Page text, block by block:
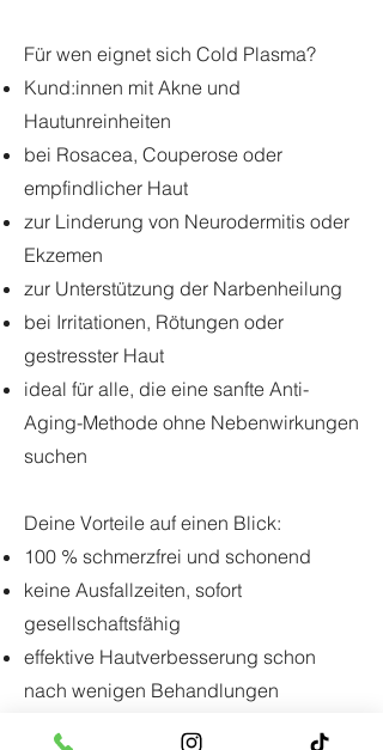
Für wen eignet sich Cold Plasma?
Kund:innen mit Akne und
Hautunreinheiten
bei Rosacea, Couperose oder
empfindlicher Haut
zur Linderung von Neurodermitis oder
Ekzemen
zur Unterstützung der Narbenheilung
bei Irritationen, Rötungen oder
gestresster Haut
ideal für alle, die eine sanfte Anti-
Aging-Methode ohne Nebenwirkungen
suchen
Deine Vorteile auf einen Blick:
100 % schmerzfrei und schonend
keine Ausfallzeiten, sofort
gesellschaftsfähig
effektive Hautverbesserung schon
nach wenigen Behandlungen